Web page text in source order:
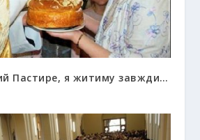
Пастире, я житиму завжди…